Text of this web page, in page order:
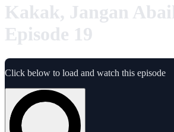
Kakak, Jangan
Episode 19
Click below to load and watch this episode